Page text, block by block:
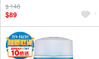
$ 148
$89